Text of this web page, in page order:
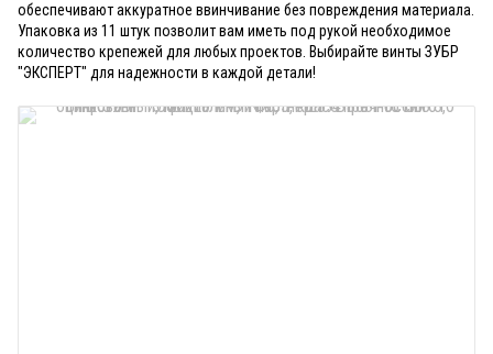
обеспечивают аккуратное ввинчивание без повреждения материала.
Упаковка из 11 штук позволит вам иметь под рукой необходимое
количество крепежей для любых проектов. Выбирайте винты ЗУБР
"ЭКСПЕРТ" для надежности в каждой детали!